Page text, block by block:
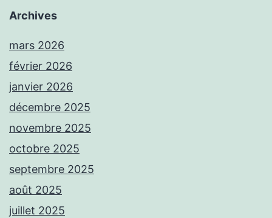
Archives
mars 2026
février 2026
janvier 2026
décembre 2025
novembre 2025
octobre 2025
septembre 2025
août 2025
juillet 2025